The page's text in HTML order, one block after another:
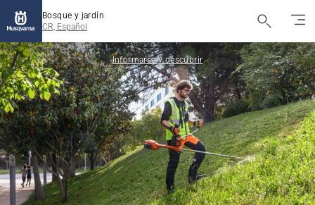
Bosque y jardín
CR, Español
Informarse y descubrir